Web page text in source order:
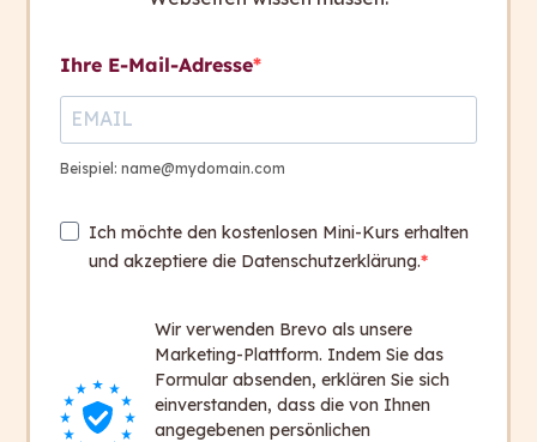
verstanden.”
Wir wollen, dass in Zukunft alle Menschen
sagen können: „Ich habe verstanden.”
Ihre E-Mail-Adresse
Beispiel: name@mydomain.com
Ich möchte den kostenlosen Mini-Kurs erhalten
und akzeptiere die Datenschutzerklärung.
Wir verwenden Brevo als unsere
Marketing-Plattform. Indem Sie das
Formular absenden, erklären Sie sich
einverstanden, dass die von Ihnen
angegebenen persönlichen